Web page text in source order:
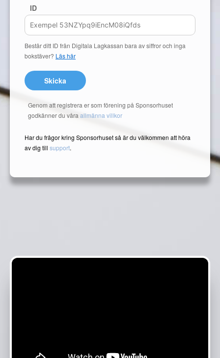
ID
Består ditt ID från Digitala Lagkassan bara av siffror och inga
bokstäver? Läs här
Skicka
Genom att registrera er som förening på Sponsorhuset
godkänner du våra allmänna villkor
Har du frågor kring Sponsorhuset så är du välkommen att höra
av dig till support.